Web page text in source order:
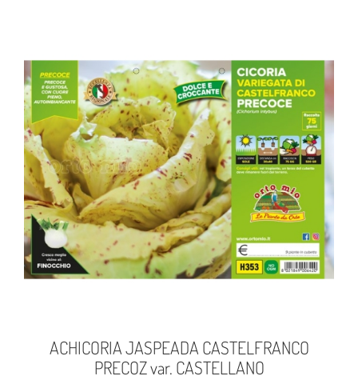
ACHICORIA JASPEADA CASTELFRANCO
PRECOZ var. CASTELLANO